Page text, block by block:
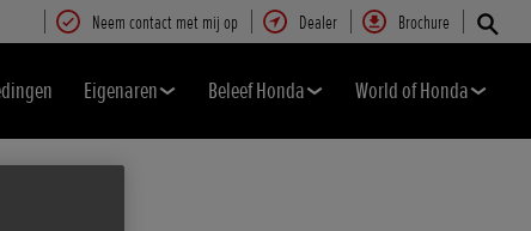
Neem contact met mij op Dealer Brochure
Eigenaren Beleef Honda World of Honda